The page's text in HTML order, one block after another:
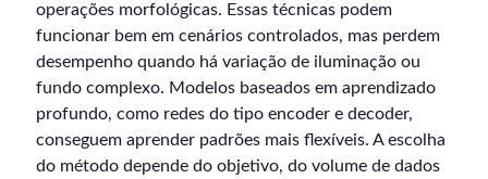
operações morfológicas. Essas técnicas podem
funcionar bem em cenários controlados, mas perdem
desempenho quando há variação de iluminação ou
fundo complexo. Modelos baseados em aprendizado
profundo, como redes do tipo encoder e decoder,
conseguem aprender padrões mais flexíveis. A escolha
do método depende do objetivo, do volume de dados